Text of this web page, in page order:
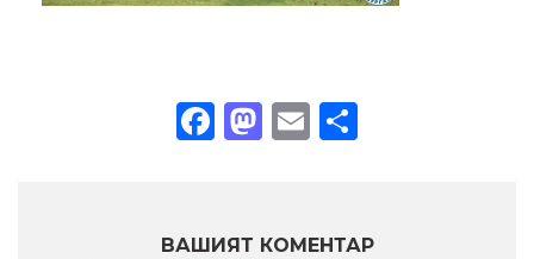
Facebook
Mastodon
Email
ВАШИЯТ КОМЕНТАР